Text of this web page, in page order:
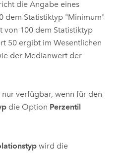
die Angabe eines
dem Statistiktyp "Minimum"
von 100 dem Statistiktyp
50 ergibt im Wesentlichen
der Medianwert der
nur verfügbar, wenn für den
die Option Perzentil
wird die